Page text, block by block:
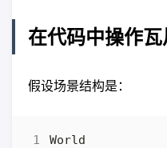
在代码中操作瓦
假设场景结构是：